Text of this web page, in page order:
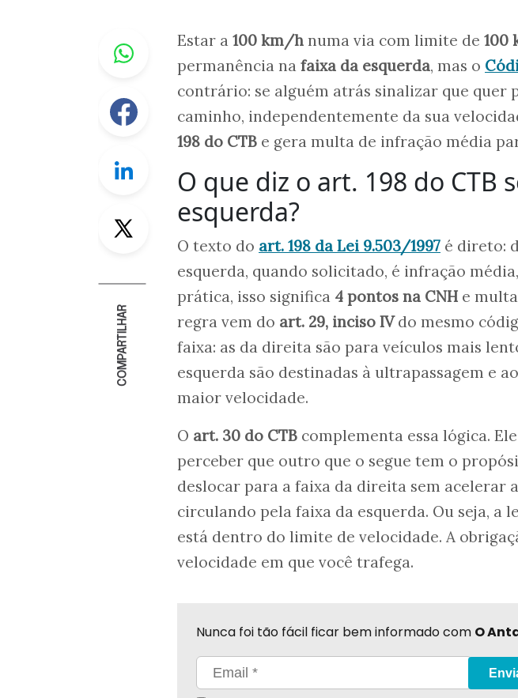
Whastapp
Facebook
Twitter
COMPARTILHAR
Estar a 100 km/h numa via com limite de 100
permanência na faixa da esquerda, mas o
contrário: se alguém atrás sinalizar que quer
caminho, independentemente da sua
198 do CTB e gera multa de infração média
O que diz o art. 198 do CTB
esquerda?
O texto do art. 198 da Lei 9.503/1997 é direto:
esquerda, quando solicitado, é infração
prática, isso significa 4 pontos na CNH e
regra vem do art. 29, inciso IVdo mesmo
faixa: as da direita são para veículos mais
esquerda são destinadas à ultrapassagem e
maior velocidade.
O art. 30 do CTB complementa essa lógica.
perceber que outro que o segue tem o
deslocar para a faixa da direita sem acelerar
circulando pela faixa da esquerda. Ou seja, a
está dentro do limite de velocidade. A
velocidade em que você trafega.
Nunca foi tão fácil ficar bem informado com O